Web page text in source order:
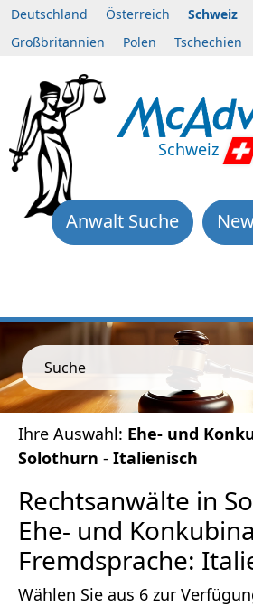
Deutschland Österreich Schweiz
Großbritannien
Polen Tschechien
Schweiz
Anwalt Suche
Suche
Ihre Auswahl: Ehe- und
Solothurn - Italienisch
Rechtsanwälte in
Ehe- und
Fremdsprache:
Wählen Sie aus 6 zur